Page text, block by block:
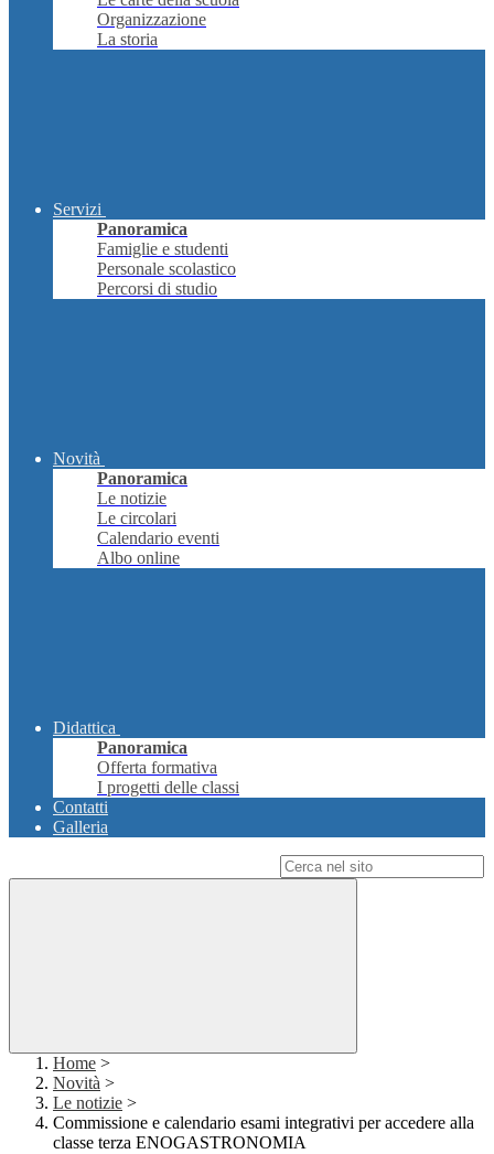
Organizzazione
La storia
Servizi
Panoramica
Famiglie e studenti
Personale scolastico
Percorsi di studio
Novità
Panoramica
Le notizie
Le circolari
Calendario eventi
Albo online
Didattica
Panoramica
Offerta formativa
I progetti delle classi
Contatti
Galleria
Home >
Novità >
Le notizie >
Commissione e calendario esami integrativi per accedere alla
classe terza ENOGASTRONOMIA